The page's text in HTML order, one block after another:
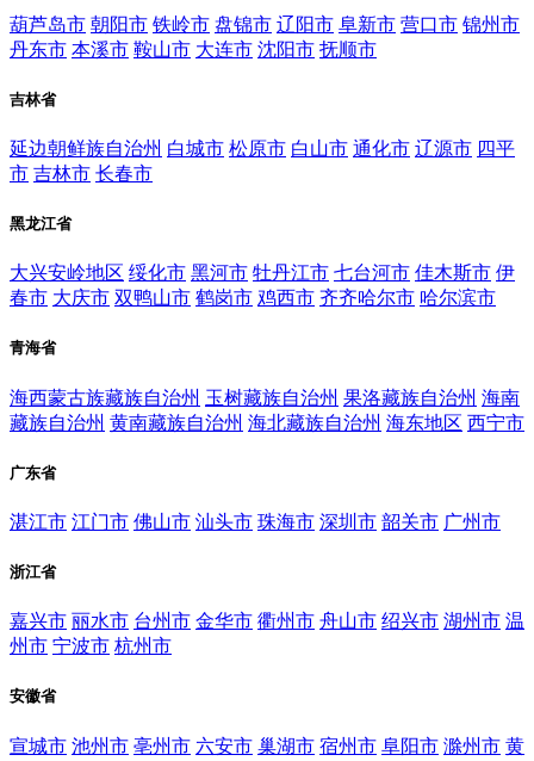
葫芦岛市 朝阳市 铁岭市 盘锦市 辽阳市 阜新市 营口市 锦州市
丹东市 本溪市 鞍山市 大连市 沈阳市 抚顺市
吉林省
延边朝鲜族自治州 白城市 松原市 白山市 通化市 辽源市 四平
市 吉林市 长春市
黑龙江省
大兴安岭地区 绥化市 黑河市 牡丹江市 七台河市 佳木斯市 伊
春市 大庆市 双鸭山市 鹤岗市 鸡西市 齐齐哈尔市 哈尔滨市
青海省
海西蒙古族藏族自治州 玉树藏族自治州 果洛藏族自治州 海南
藏族自治州 黄南藏族自治州 海北藏族自治州 海东地区 西宁市
广东省
湛江市 江门市 佛山市 汕头市 珠海市 深圳市 韶关市 广州市
浙江省
嘉兴市 丽水市 台州市 金华市 衢州市 舟山市 绍兴市 湖州市 温
州市 宁波市 杭州市
安徽省
宣城市 池州市 亳州市 六安市 巢湖市 宿州市 阜阳市 滁州市 黄